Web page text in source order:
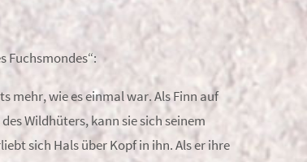
Fuchsmondes“:
mehr, wie es einmal war. Als Finn auf
Wildhüters, kann sie sich seinem
sich Hals über Kopf in ihn. Als er ihre